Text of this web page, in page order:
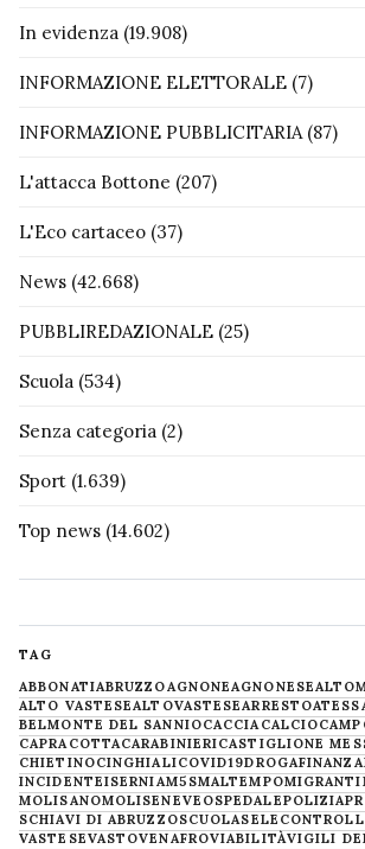
In evidenza (19.908)
INFORMAZIONE ELETTORALE (7)
INFORMAZIONE PUBBLICITARIA(87)
L'attacca Bottone (207)
L'Eco cartaceo (37)
News (42.668)
PUBBLIREDAZIONALE (25)
Scuola (534)
Senza categoria (2)
Sport (1.639)
Top news (14.602)
TAG
ABBONATIABRUZZOAGNONEAGNONESE
ALTO VASTESEALTOVASTESEARRESTO
BELMONTE DEL SANNIOCACCIACALCIO
CAPRACOTTACARABINIERICASTIGLIONE
CHIETINOCINGHIALICOVID19DROGAFINANZA
INCIDENTEISERNIAM5SMALTEMPOMIGRANTI
MOLISANOMOLISENEVE OSPEDALEPOLIZIA
SCHIAVI DI ABRUZZOSCUOLA
VASTESEVASTOVENAFROVIABILITÀVIGILI